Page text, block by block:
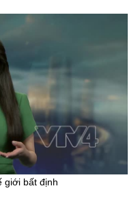
giới bất định